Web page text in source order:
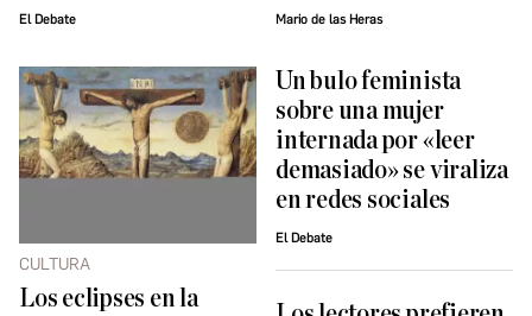
El Debate Mario de las Heras
CULTURA
Los eclipses en la
Un bulo feminista
sobre una mujer
internada por «leer
demasiado» se viraliza
en redes sociales
El Debate